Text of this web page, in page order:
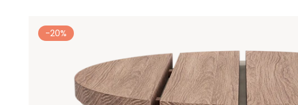
-20%